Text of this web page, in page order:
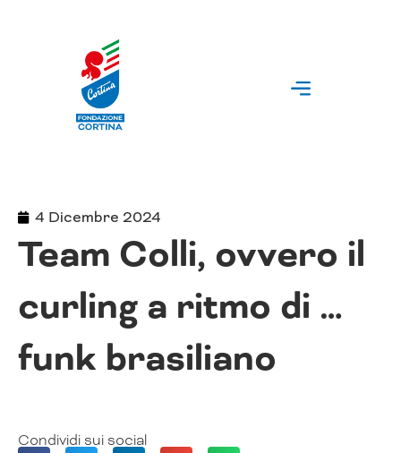
4 Dicembre 2024
Team Colli, ovvero il
curling a ritmo di …
funk brasiliano
Condividi sui social